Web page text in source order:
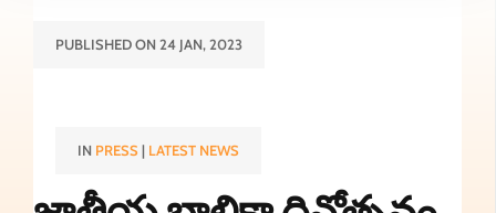
PUBLISHED ON 24 JAN, 2023
IN PRESS| LATEST NEWS